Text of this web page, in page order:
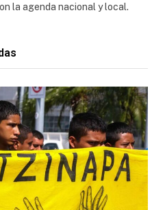
la agenda nacional y local.